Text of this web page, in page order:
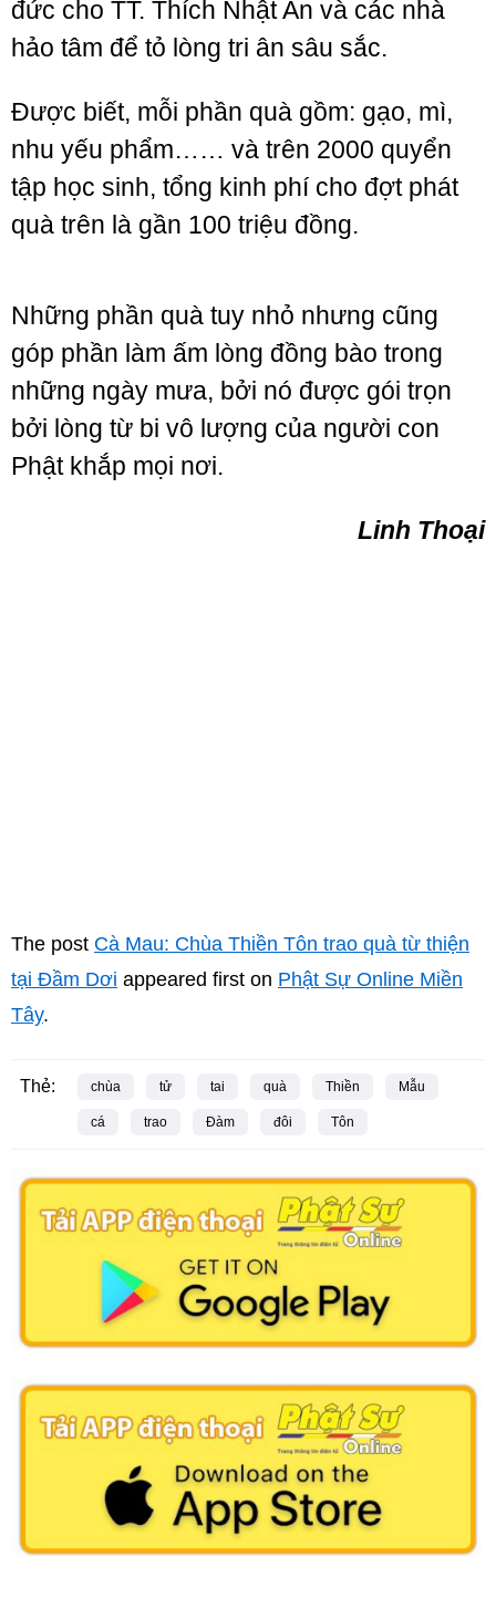
đức cho TT. Thích Nhật An và các nhà
hảo tâm để tỏ lòng tri ân sâu sắc.
Được biết, mỗi phần quà gồm: gạo, mì,
nhu yếu phẩm…… và trên 2000 quyển
tập học sinh, tổng kinh phí cho đợt phát
quà trên là gần 100 triệu đồng.
Những phần quà tuy nhỏ nhưng cũng
góp phần làm ấm lòng đồng bào trong
những ngày mưa, bởi nó được gói trọn
bởi lòng từ bi vô lượng của người con
Phật khắp mọi nơi.
Linh Thoại
The post Cà Mau: Chùa Thiền Tôn trao quà từ thiện
tại Đầm Dơi appeared first on Phật Sự Online Miền
Tây.
Thẻ: chùa tử tai quà Thiền Mẫu
cá trao Đàm đôi Tôn